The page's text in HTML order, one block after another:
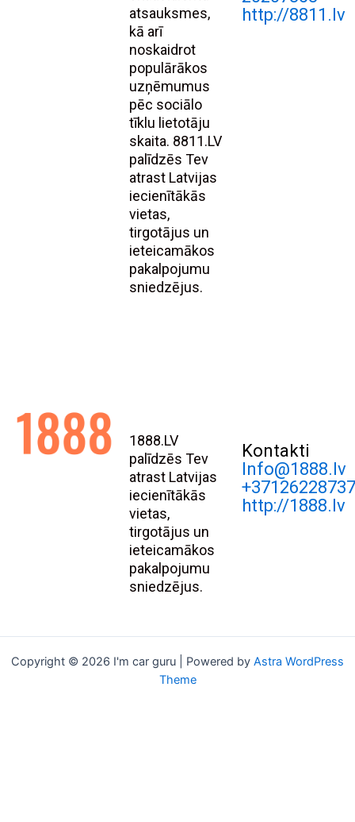
atsauksmes,
kā arī
noskaidrot
populārākos
uzņēmumus
pēc sociālo
tīklu lietotāju
skaita. 8811.LV
palīdzēs Tev
atrast Latvijas
iecienītākās
vietas,
tirgotājus un
ieteicamākos
pakalpojumu
sniedzējus.
http://8811.lv
1888.LV
palīdzēs Tev
atrast Latvijas
iecienītākās
vietas,
tirgotājus un
ieteicamākos
pakalpojumu
sniedzējus.
Kontakti
Info@1888.lv
http://1888.lv
Copyright © 2026 I'm car guru | Powered by Astra WordPress
Theme